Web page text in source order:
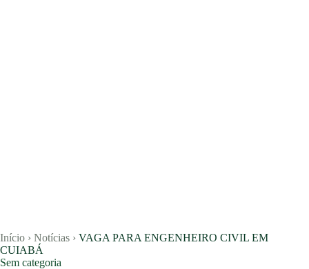
Início › Notícias › VAGA PARA ENGENHEIRO CIVIL EM
CUIABÁ
Sem categoria